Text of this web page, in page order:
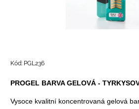
Kód: PGL236
PROGEL BARVA GELOVÁ -
Vysoce kvalitní koncentrovaná gelová